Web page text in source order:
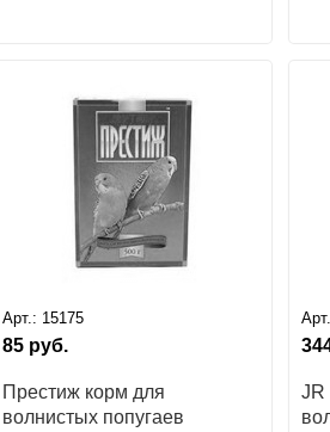
Арт.: 15175
85 руб.
Престиж корм для
волнистых попугаев
JR